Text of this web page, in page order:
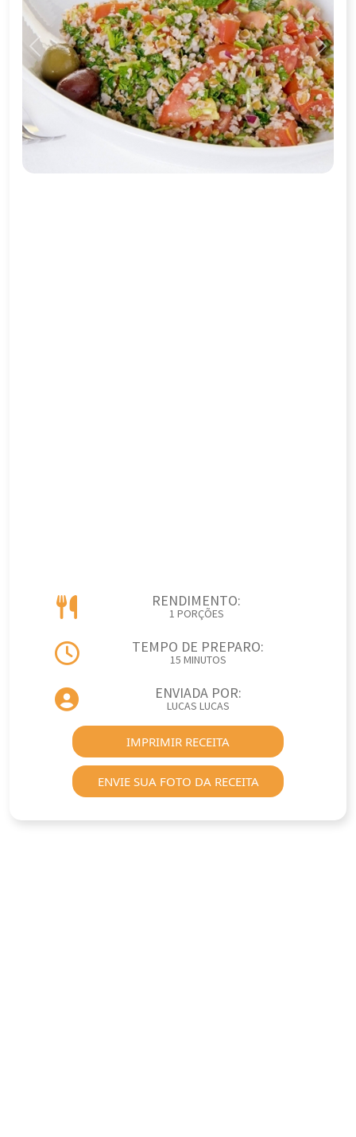
Previous Next
RENDIMENTO:
1 PORÇÕES
TEMPO DE PREPARO:
15 MINUTOS
ENVIADA POR:
LUCAS LUCAS
IMPRIMIR RECEITA
ENVIE SUA FOTO DA RECEITA